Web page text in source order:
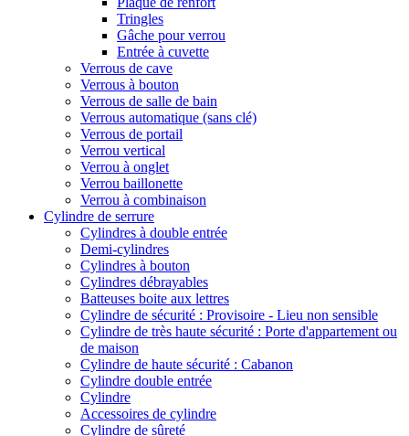
Tringles
Gâche pour verrou
Entrée à cuvette
Verrous de cave
Verrous à bouton
Verrous de salle de bain
Verrous automatique (sans clé)
Verrous de portail
Verrou vertical
Verrou à onglet
Verrou baillonette
Verrou à combinaison
Cylindre de serrure
Cylindres à double entrée
Demi-cylindres
Cylindres à bouton
Cylindres débrayables
Batteuses boite aux lettres
Cylindre de sécurité : Provisoire - Lieu non sensible
Cylindre de très haute sécurité : Porte d'appartement ou
de maison
Cylindre de haute sécurité : Cabanon
Cylindre double entrée
Cylindre
Accessoires de cylindre
Cylindre de sûreté